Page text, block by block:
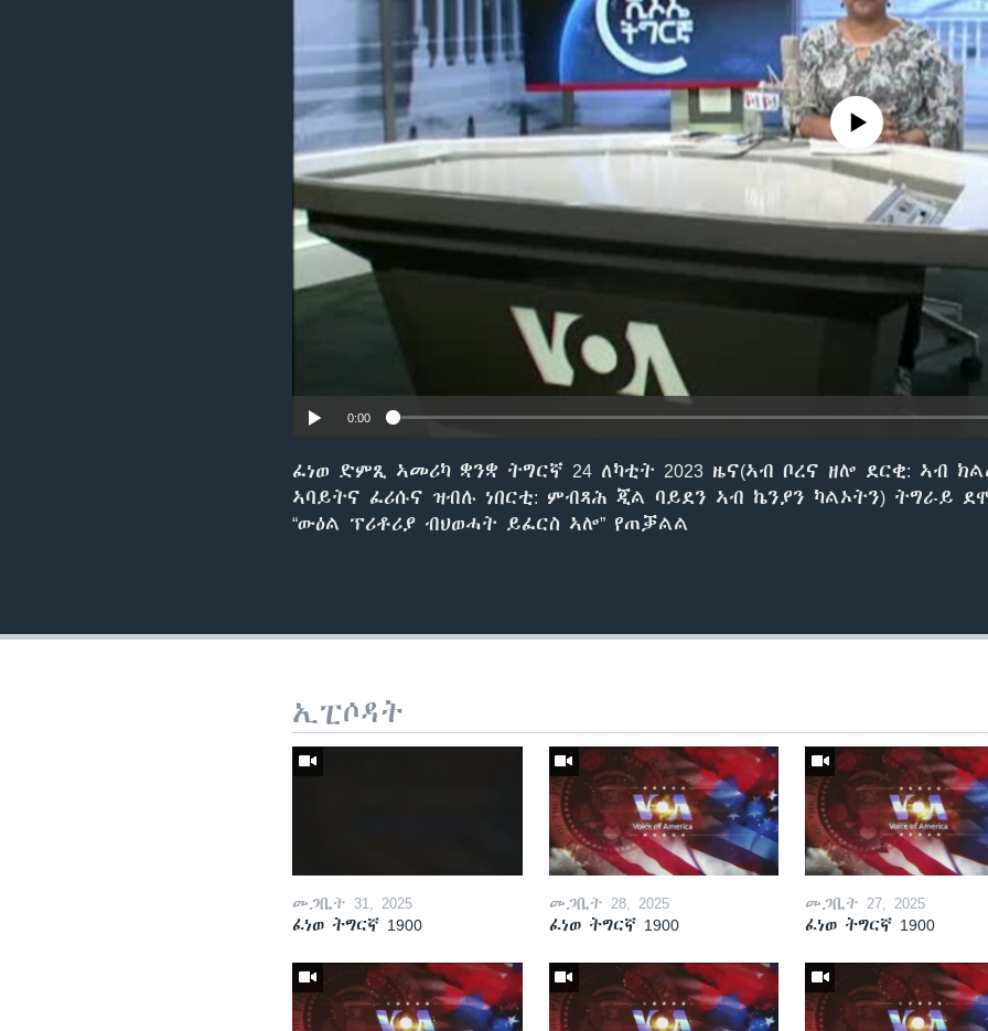
No media source currently
0:00
ፈነወ ድምጺ ኣመሪካ ቋንቋ ትግርኛ 24 ለካቲት 2023 ዜና(ኣብ ቦረና ዘሎ ደርቂ: ኣብ
ኣባይትና ፈሪሱና ዝብሉ ነበርቲ: ምብጻሕ ጂል ባይደን ኣብ ኬንያን ካልኦትን) ትግራይ
“ውዕል ፕሪቶሪያ ብህወሓት ይፈርስ ኣሎ” የጠቓልል
ኢፒሶዳት
መጋቢት 31, 2025
ፈነወ ትግርኛ 1900
መጋቢት 28, 2025
ፈነወ ትግርኛ 1900
መጋቢት 27, 2025
ፈነወ ትግርኛ 1900